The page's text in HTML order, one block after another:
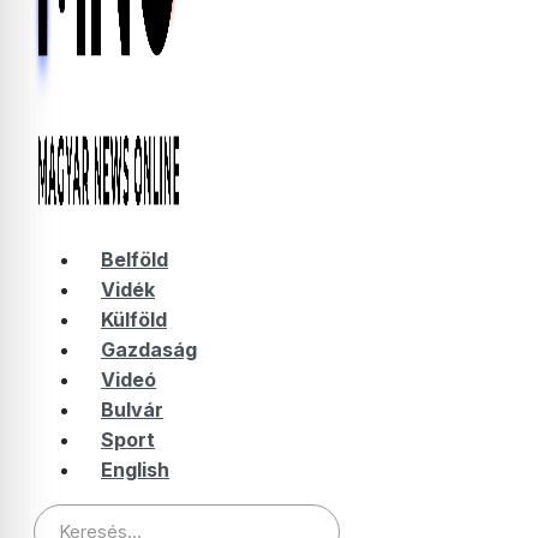
Belföld
Vidék
Külföld
Gazdaság
Videó
Bulvár
Sport
English
Keresés: